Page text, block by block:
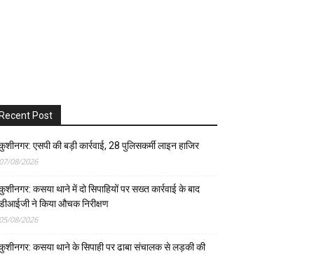
Recent Post
एसपी की बड़ी कार्रवाई, 28 पुलिसकर्मी लाइन हाजिर
07/08/2026
कसया थाने में दो सिपाहियों पर सख्त कार्रवाई के बाद
ने किया औचक निरीक्षण
05/08/2026
कसया थाने के सिपाही पर ढाबा संचालक से लड़की की